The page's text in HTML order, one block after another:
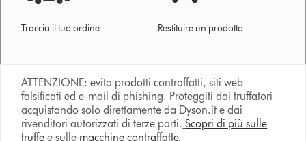
Traccia il tuo ordine Restituire un prodotto
ATTENZIONE: evita prodotti contraffatti, siti web
falsificati ed e-mail di phishing. Proteggiti dai truffatori
acquistando solo direttamente da Dyson.it e dai
rivenditori autorizzati di terze parti. Scopri di più sulle
truffe e sulle macchine contraffatte.